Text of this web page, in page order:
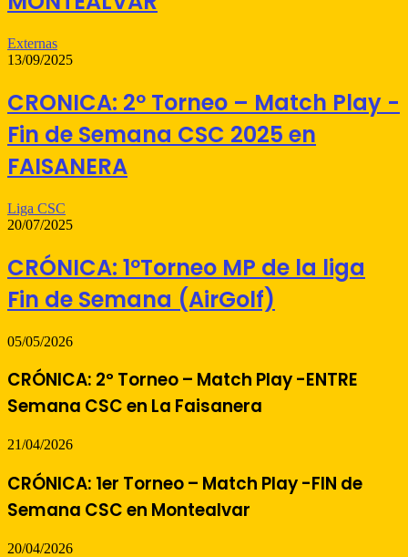
Externas
13/09/2025
CRONICA: 2º Torneo – Match Play -
Fin de Semana CSC 2025 en
FAISANERA
Liga CSC
20/07/2025
CRÓNICA: 1ºTorneo MP de la liga
Fin de Semana (AirGolf)
05/05/2026
CRÓNICA: 2º Torneo – Match Play -ENTRE
Semana CSC en La Faisanera
21/04/2026
CRÓNICA: 1er Torneo – Match Play -FIN de
Semana CSC en Montealvar
20/04/2026